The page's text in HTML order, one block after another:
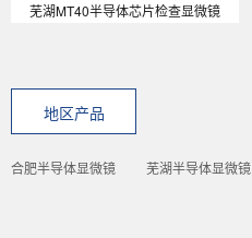
芜湖MT40半导体芯片检查显微镜
地区产品
合肥半导体显微镜 芜湖半导体显微镜